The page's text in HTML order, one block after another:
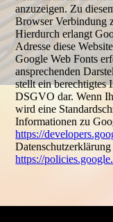
anzuzeigen. Zu
Browser Verbindung
Hierdurch erlangt
Adresse diese
Google Web Fonts
ansprechenden
stellt ein berechtigtes
DSGVO dar. Wenn
wird eine
Informationen zu
https://
https://